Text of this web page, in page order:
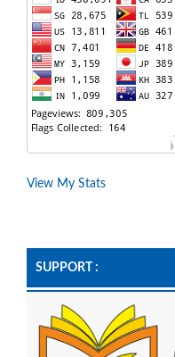
View My Stats
SUPPORT :